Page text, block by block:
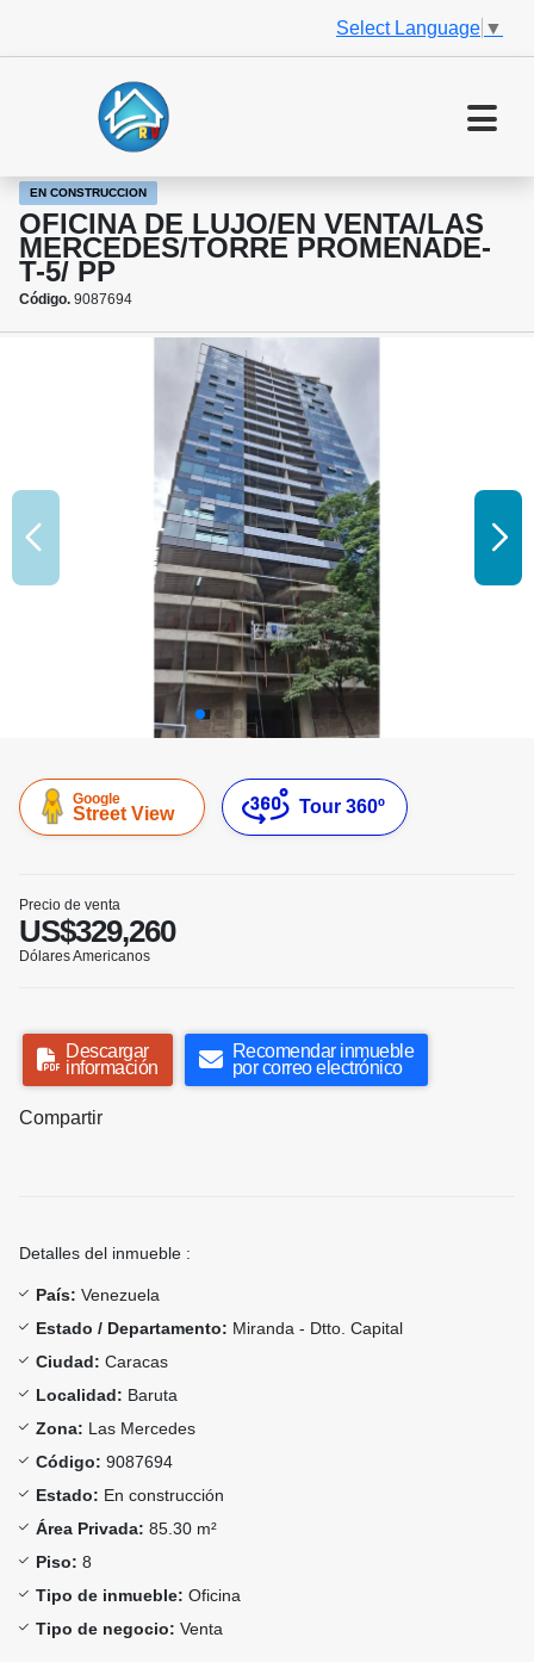
Select Language ▼
EN CONSTRUCCION
OFICINA DE LUJO/EN VENTA/LAS
MERCEDES/TORRE PROMENADE-
T-5/ PP
Código. 9087694
Google
Street View Tour 360º
Precio de venta
US$329,260
Dólares Americanos
Descargar
información
Recomendar inmueble
por correo electrónico
Compartir
Detalles del inmueble :
País: Venezuela
Estado / Departamento: Miranda - Dtto. Capital
Ciudad: Caracas
Localidad: Baruta
Zona: Las Mercedes
Código: 9087694
Estado: En construcción
Área Privada: 85.30 m²
Piso: 8
Tipo de inmueble: Oficina
Tipo de negocio: Venta